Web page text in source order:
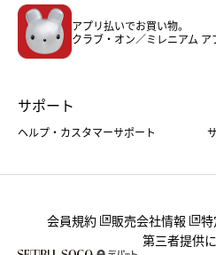
ホーム・キッチン＆アート
アプリ払いでお買い物。
クラブ・オン／ミレニアム ア
サポート
ヘルプ・カスタマーサポート
会員規約 販売会社情報
第三者提供